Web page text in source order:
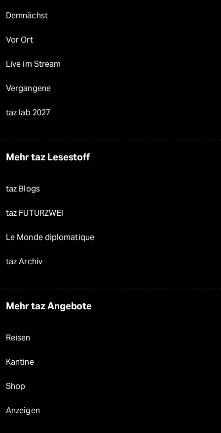
Demnächst
Vor Ort
Live im Stream
Vergangene
taz lab 2027
Mehr taz Lesestoff
taz Blogs
taz FUTURZWEI
Le Monde diplomatique
taz Archiv
Mehr taz Angebote
Reisen
Kantine
Shop
Anzeigen